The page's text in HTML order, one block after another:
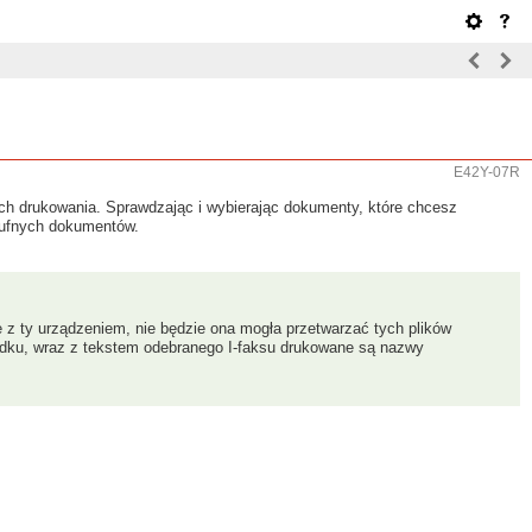
E42Y-07R
drukowania. Sprawdzając i wybierając dokumenty, które chcesz
dokumentów.
ty urządzeniem, nie będzie ona mogła przetwarzać tych plików
wraz z tekstem odebranego I-faksu drukowane są nazwy